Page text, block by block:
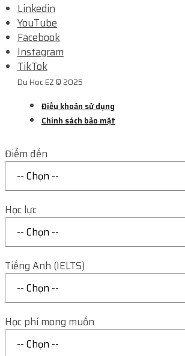
Linkedin
YouTube
Facebook
Instagram
TikTok
Du Học EZ © 2025
Điều khoản sử dụng
Chính sách bảo mật
Điểm đến
Học lực
Tiếng Anh (IELTS)
Học phí mong muốn